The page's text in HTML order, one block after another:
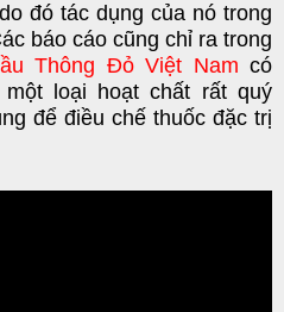
đó tác dụng của nó trong
báo cáo cũng chỉ ra trong
Thông Đỏ Việt Nam có
loại hoạt chất rất quý
để điều chế thuốc đặc trị